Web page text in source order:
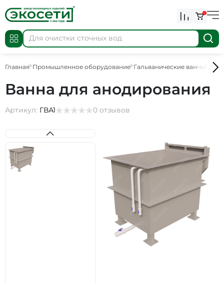
0
Главная Промышленное оборудование Гальванические ванны
Ванна для анодирования
Артикул: ГВА1 0 отзывов